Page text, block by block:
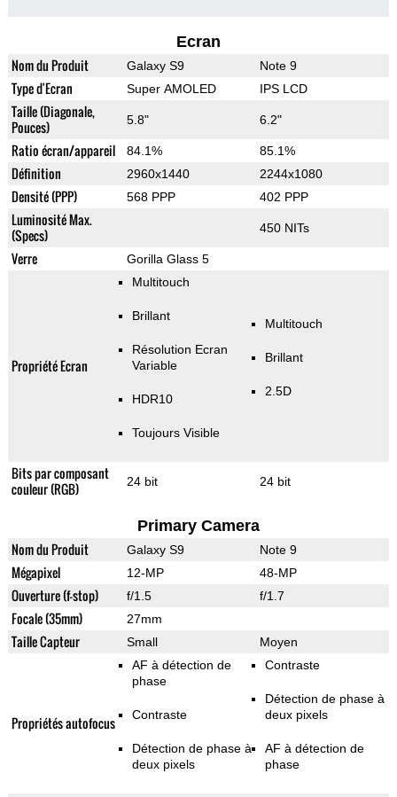
Ecran
Nom du Produit Galaxy S9 Note 9
Type d'Ecran Super AMOLED IPS LCD
Taille (Diagonale,
Pouces)
5.8" 6.2"
Ratio écran/appareil 84.1% 85.1%
Définition 2960x1440 2244x1080
Densité (PPP) 568 PPP 402 PPP
Luminosité Max.
(Specs)
450 NITs
Verre Gorilla Glass 5
Propriété Ecran
Multitouch
Brillant
Résolution Ecran
Variable
HDR10
Toujours Visible
Multitouch
Brillant
2.5D
Bits par composant
couleur (RGB)
24 bit 24 bit
Primary Camera
Nom du Produit Galaxy S9 Note 9
Mégapixel 12-MP 48-MP
Ouverture (f-stop) f/1.5 f/1.7
Focale (35mm) 27mm
Taille Capteur Small Moyen
Propriétés autofocus
AF à détection de
phase
Contraste
Détection de phase à
deux pixels
Contraste
Détection de phase à
deux pixels
AF à détection de
phase